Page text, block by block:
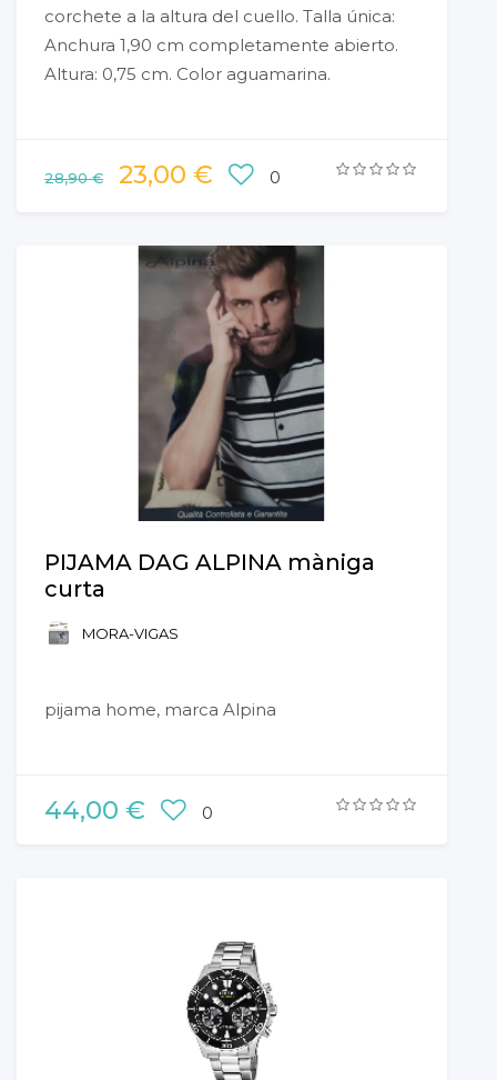
corchete a la altura del cuello. Talla única:
Anchura 1,90 cm completamente abierto.
Altura: 0,75 cm. Color aguamarina.
28,90 € 23,00 € 0
PIJAMA DAG ALPINA màniga
curta
MORA-VIGAS
pijama home, marca Alpina
44,00 € 0